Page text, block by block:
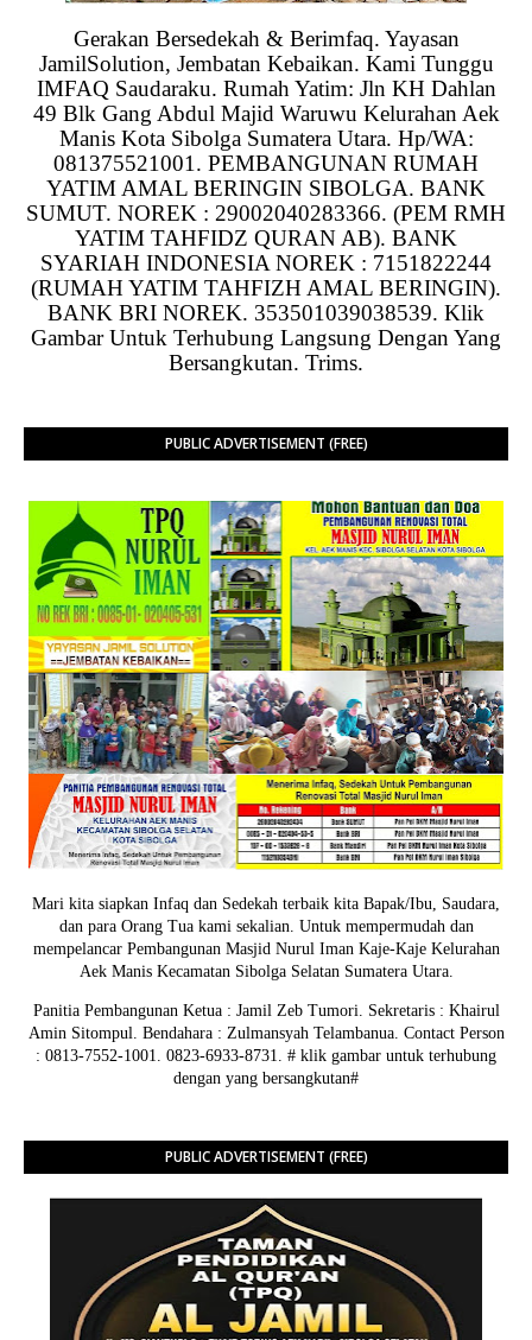
Gerakan Bersedekah & Berimfaq. Yayasan
JamilSolution, Jembatan Kebaikan. Kami Tunggu
IMFAQ Saudaraku. Rumah Yatim: Jln KH Dahlan
49 Blk Gang Abdul Majid Waruwu Kelurahan Aek
Manis Kota Sibolga Sumatera Utara. Hp/WA:
081375521001. PEMBANGUNAN RUMAH
YATIM AMAL BERINGIN SIBOLGA. BANK
SUMUT. NOREK : 29002040283366. (PEM RMH
YATIM TAHFIDZ QURAN AB). BANK
SYARIAH INDONESIA NOREK : 7151822244
(RUMAH YATIM TAHFIZH AMAL BERINGIN).
BANK BRI NOREK. 353501039038539. Klik
Gambar Untuk Terhubung Langsung Dengan Yang
Bersangkutan. Trims.
PUBLIC ADVERTISEMENT (FREE)
Mari kita siapkan Infaq dan Sedekah terbaik kita Bapak/Ibu, Saudara,
dan para Orang Tua kami sekalian. Untuk mempermudah dan
mempelancar Pembangunan Masjid Nurul Iman Kaje-Kaje Kelurahan
Aek Manis Kecamatan Sibolga Selatan Sumatera Utara.
Panitia Pembangunan Ketua : Jamil Zeb Tumori. Sekretaris : Khairul
Amin Sitompul. Bendahara : Zulmansyah Telambanua. Contact Person
: 0813-7552-1001. 0823-6933-8731. # klik gambar untuk terhubung
dengan yang bersangkutan#
PUBLIC ADVERTISEMENT (FREE)